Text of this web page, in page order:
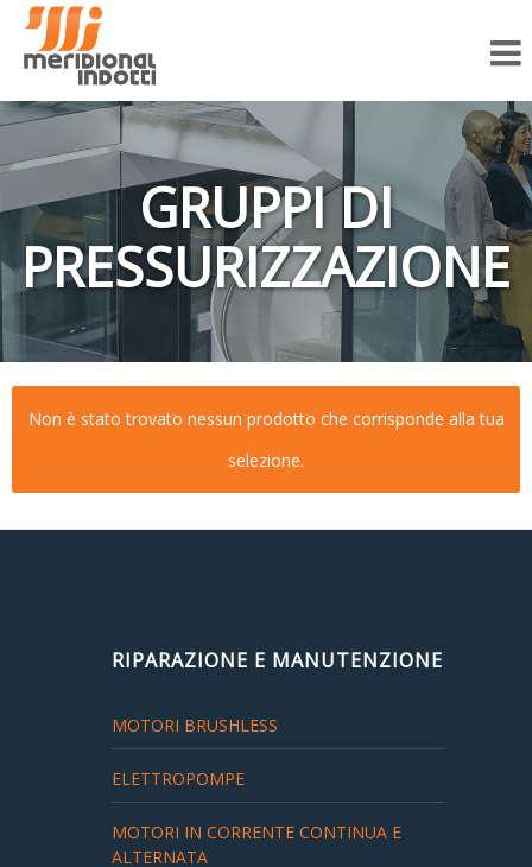
GRUPPI DI
PRESSURIZZAZIONE
Non è stato trovato nessun prodotto che corrisponde alla tua
selezione.
RIPARAZIONE E MANUTENZIONE
MOTORI BRUSHLESS
ELETTROPOMPE
MOTORI IN CORRENTE CONTINUA E
ALTERNATA
Servizi
Gallery
Assistenza
noi